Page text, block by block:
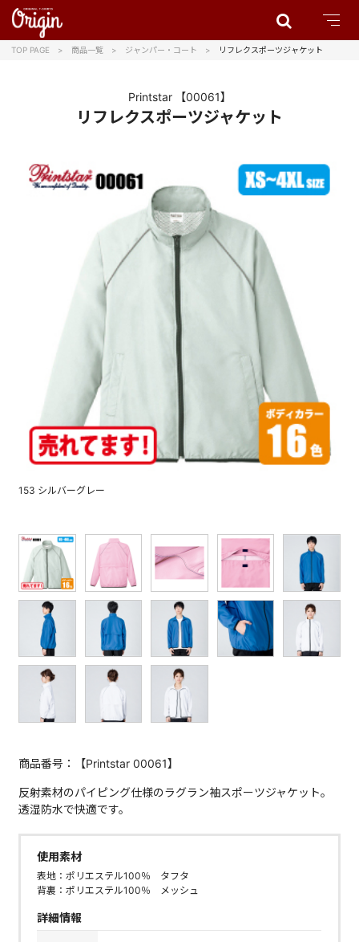
TOP PAGE 商品一覧 ジャンパー・コート リフレクスポーツジャケット
Printstar 【00061】
リフレクスポーツジャケット
153 シルバーグレー
商品番号：【Printstar 00061】
反射素材のパイピング仕様のラグラン袖スポーツジャケット。
透湿防水で快適です。
使用素材
表地：ポリエステル100％ タフタ
背裏：ポリエステル100％ メッシュ
詳細情報